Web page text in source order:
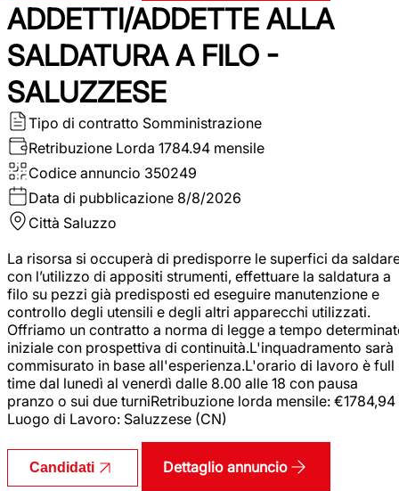
ADDETTI/ADDETTE ALLA
SALDATURA A FILO -
SALUZZESE
Tipo di contratto Somministrazione
Retribuzione Lorda 1784.94 mensile
Codice annuncio 350249
Data di pubblicazione 8/8/2026
Città Saluzzo
La risorsa si occuperà di predisporre le superfici da
con l’utilizzo di appositi strumenti, effettuare la saldatura a
filo su pezzi già predisposti ed eseguire manutenzione e
controllo degli utensili e degli altri apparecchi utilizzati.
Offriamo un contratto a norma di legge a tempo
iniziale con prospettiva di continuità.L'inquadramento sarà
commisurato in base all'esperienza.L'orario di lavoro è full
time dal lunedì al venerdì dalle 8.00 alle 18 con pausa
pranzo o sui due turniRetribuzione lorda mensile: €1784,94
Luogo di Lavoro: Saluzzese (CN)
Candidati Dettaglio annuncio